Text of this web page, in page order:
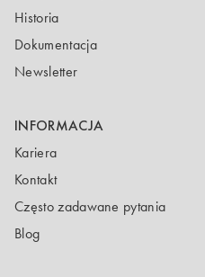
Historia
Dokumentacja
Newsletter
INFORMACJA
Kariera
Kontakt
Często zadawane pytania
Blog